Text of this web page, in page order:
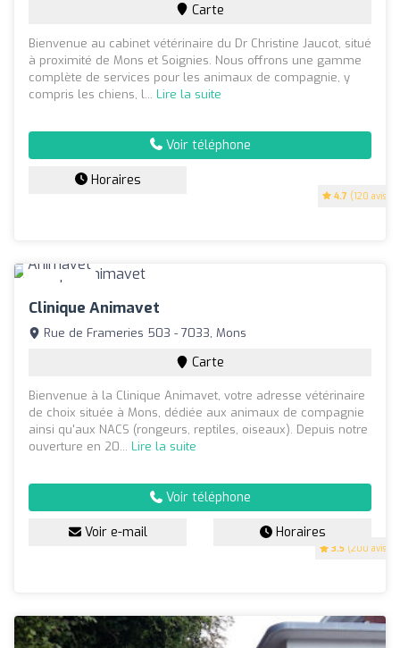
4.7 (120 avis)
Carte
Bienvenue au cabinet vétérinaire du Dr Christine Jaucot, situé
à proximité de Mons et Soignies. Nous offrons une gamme
complète de services pour les animaux de compagnie, y
compris les chiens, l... Lire la suite
Voir téléphone
Horaires
Clinique Animavet
3.5 (200 avis)
Rue de Frameries 503 - 7033, Mons
Carte
Bienvenue à la Clinique Animavet, votre adresse vétérinaire
de choix située à Mons, dédiée aux animaux de compagnie
ainsi qu'aux NACS (rongeurs, reptiles, oiseaux). Depuis notre
ouverture en 20... Lire la suite
Voir téléphone
Voir e-mail Horaires